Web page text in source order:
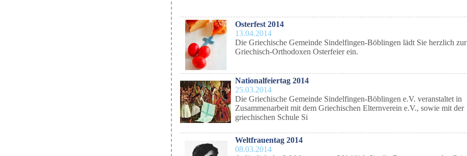
Osterfest 2014
13.04.2014
Die Griechische Gemeinde Sindelfingen-Böblingen lädt Sie herzlich zur
Griechisch-Orthodoxen Osterfeier ein.
Nationalfeiertag 2014
25.03.2014
Die Griechische Gemeinde Sindelfingen-Böblingen e.V. veranstaltet in
Zusammenarbeit mit dem Griechischen Elternverein e.V., sowie mit der
griechischen Schule Si
Weltfrauentag 2014
08.03.2014